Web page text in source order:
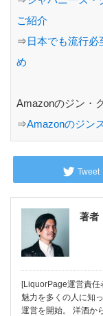
ご紹介
⇒日本でも流行必
め
Amazonのジン・
⇒Amazonのジン
Tweet
著者
[LiquorPage運営責任
魅力を多くの人に知
運営を開始。 洋酒か